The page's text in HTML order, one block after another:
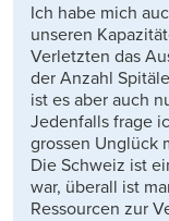
Ich habe mich
unseren
Verletzten das
der Anzahl
ist es aber auch
Jedenfalls frage
grossen Unglück
Die Schweiz ist
war, überall ist
Ressourcen zur